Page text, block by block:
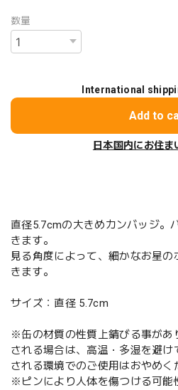
数量
International
Add to
日本国内にお住ま
直径5.7cmの大きめカンバッジ。
きます。
見る角度によって、細かなお星
きます。
サイズ：直径 5.7cm
※缶の材質の性質上錆びる事があ
される場合は、高温・多湿を避け
される環境でのご使用はおやめく
※ピンにより人体を傷つける可能